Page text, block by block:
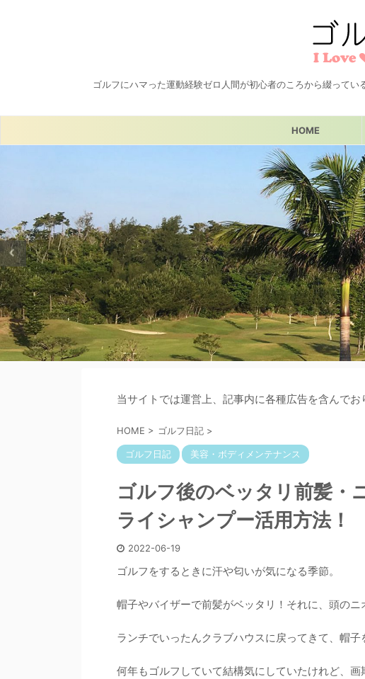
ゴルフにハマった運動経験ゼロ人間が初心者のころから綴って
HOME
当サイトでは運営上、記事内に各種広告を含んでお
HOME > ゴルフ日記 >
ゴルフ日記 美容・ボディメンテナンス
ゴルフ後のベッタリ前髪・
ライシャンプー活用方法！
2022-06-19
ゴルフをするときに汗や匂いが気になる季節。
帽子やバイザーで前髪がベッタリ！それに、頭のニ
ランチでいったんクラブハウスに戻ってきて、帽子
何年もゴルフしていて結構気にしていたけれど、